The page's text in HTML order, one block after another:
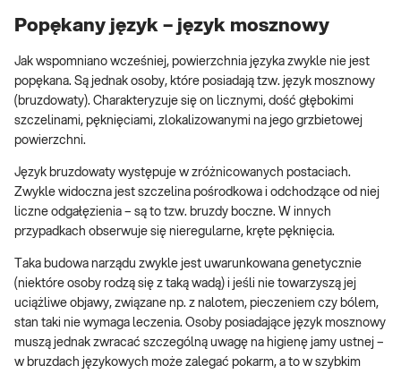
Popękany język – język mosznowy
Jak wspomniano wcześniej, powierzchnia języka zwykle nie jest
popękana. Są jednak osoby, które posiadają tzw. język mosznowy
(bruzdowaty). Charakteryzuje się on licznymi, dość głębokimi
szczelinami, pęknięciami, zlokalizowanymi na jego grzbietowej
powierzchni.
Język bruzdowaty występuje w zróżnicowanych postaciach.
Zwykle widoczna jest szczelina pośrodkowa i odchodzące od niej
liczne odgałęzienia – są to tzw. bruzdy boczne. W innych
przypadkach obserwuje się nieregularne, kręte pęknięcia.
Taka budowa narządu zwykle jest uwarunkowana genetycznie
(niektóre osoby rodzą się z taką wadą) i jeśli nie towarzyszą jej
uciążliwe objawy, związane np. z nalotem, pieczeniem czy bólem,
stan taki nie wymaga leczenia. Osoby posiadające język mosznowy
muszą jednak zwracać szczególną uwagę na higienę jamy ustnej –
w bruzdach językowych może zalegać pokarm, a to w szybkim